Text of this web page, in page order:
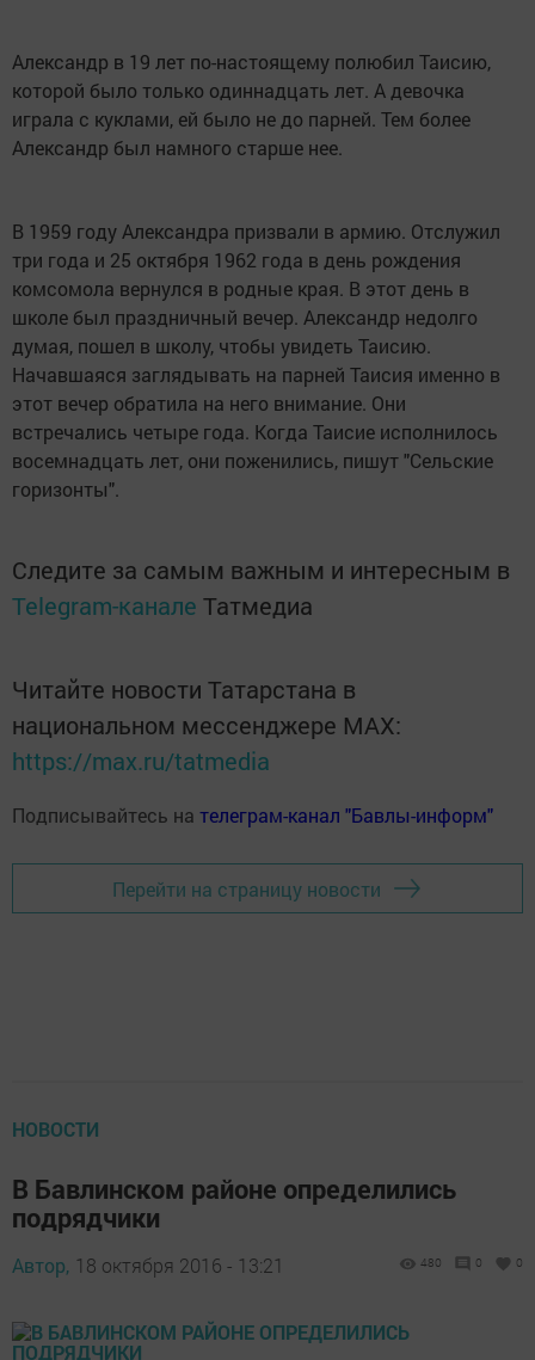
Александр в 19 лет по-настоящему полюбил Таисию,
которой было только одиннадцать лет. А девочка
играла с куклами, ей было не до парней. Тем более
Александр был намного старше нее.
В 1959 году Александра призвали в армию. Отслужил
три года и 25 октября 1962 года в день рождения
комсомола вернулся в родные края. В этот день в
школе был праздничный вечер. Александр недолго
думая, пошел в школу, чтобы увидеть Таисию.
Начавшаяся заглядывать на парней Таисия именно в
этот вечер обратила на него внимание. Они
встречались четыре года. Когда Таисие исполнилось
восемнадцать лет, они поженились, пишут "Сельские
горизонты".
Следите за самым важным и интересным в
Telegram-канале Татмедиа
Читайте новости Татарстана в
национальном мессенджере MАХ:
https://max.ru/tatmedia
Подписывайтесь на телеграм-канал "Бавлы-информ"
Перейти на страницу новости
НОВОСТИ
В Бавлинском районе определились
подрядчики
Автор, 18 октября 2016 - 13:21 480 0 0